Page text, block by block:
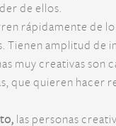
de ellos.
rápidamente de
Tienen amplitud de
muy creativas son
que quieren hacer
las personas